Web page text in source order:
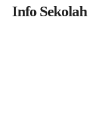
Info Sekolah